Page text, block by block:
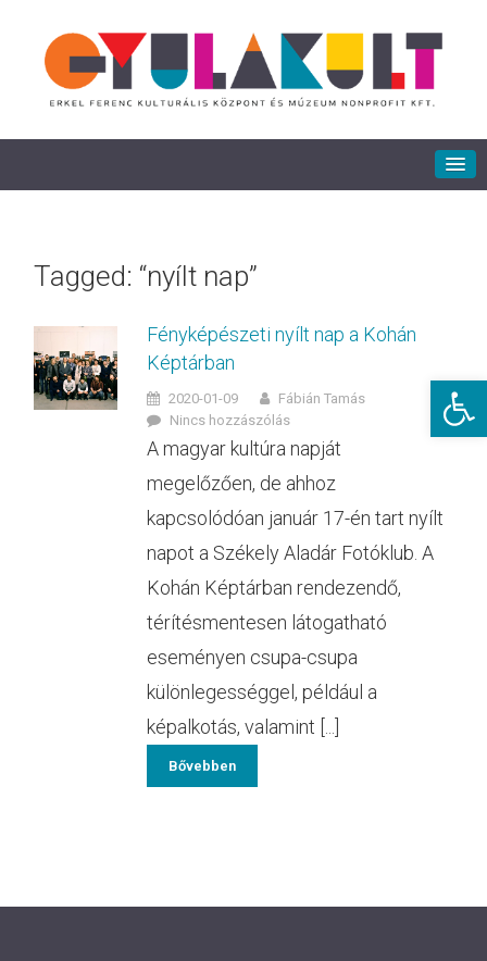
Tagged: “nyílt nap”
Fényképészeti nyílt nap a Kohán
Képtárban
2020-01-09
Fábián Tamás
Nincs hozzászólás
A magyar kultúra napját
megelőzően, de ahhoz
kapcsolódóan január 17-én tart nyílt
napot a Székely Aladár Fotóklub. A
Kohán Képtárban rendezendő,
térítésmentesen látogatható
eseményen csupa-csupa
különlegességgel, például a
képalkotás, valamint [...]
Bővebben